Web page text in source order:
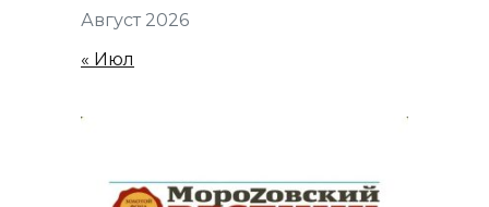
Август 2026
« Июл